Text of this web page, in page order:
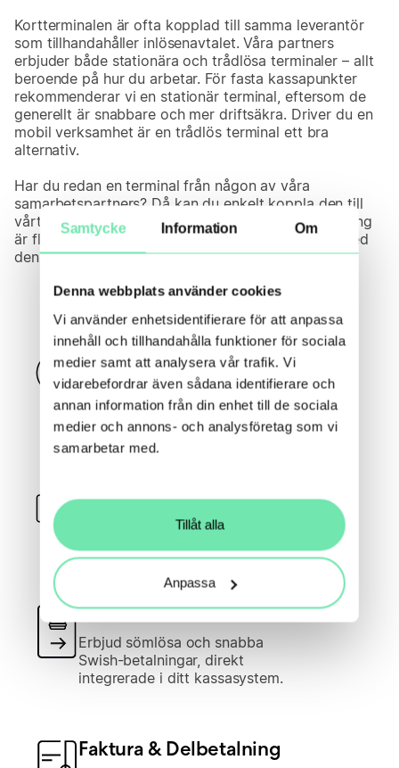
Samtycke Information Om
Denna webbplats använder cookies
Vi använder enhetsidentifierare för att anpassa
innehåll och tillhandahålla funktioner för sociala
medier samt att analysera vår trafik. Vi
vidarebefordrar även sådana identifierare och
annan information från din enhet till de sociala
medier och annons- och analysföretag som vi
samarbetar med.
Tillåt alla
Anpassa
Kortterminalen är ofta kopplad till samma leverantör
som tillhandahåller inlösenavtalet. Våra partners
erbjuder både stationära och trådlösa terminaler – allt
beroende på hur du arbetar. För fasta kassapunkter
rekommenderar vi en stationär terminal, eftersom de
generellt är snabbare och mer driftsäkra. Driver du en
mobil verksamhet är en trådlös terminal ett bra
alternativ.
Har du redan en terminal från någon av våra
samarbetspartners? Då kan du enkelt koppla den till
vårt kassasystem – inga problem. Yabies betallösning
är flexibel, skalbar och anpassad för att fungera med
den utrustning du redan har.
Våra betallösningar
Upptäck hur Yabies flexibla
betallösningar kan hjälpa ditt
företag att växa.
Kortbetalningar
Låt dina kunder betala snabbt,
Erbjud sömlösa och snabba
Swish-betalningar, direkt
integrerade i ditt kassasystem.
Faktura & Delbetalning